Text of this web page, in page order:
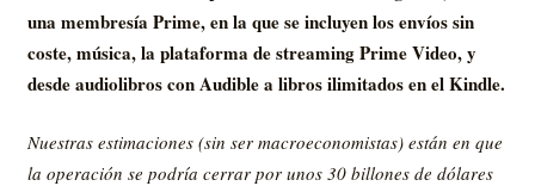
una membresía Prime, en la que se incluyen los envíos sin
coste, música, la plataforma de streaming Prime Video, y
desde audiolibros con Audible a libros ilimitados en el Kindle.
Nuestras estimaciones (sin ser macroeconomistas) están en que
la operación se podría cerrar por unos 30 billones de dólares